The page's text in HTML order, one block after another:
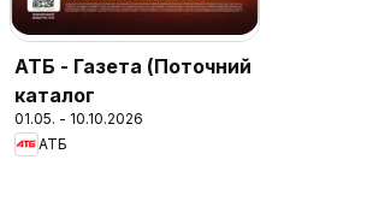
АТБ - Газета (Поточний
каталог
01.05. - 10.10.2026
АТБ